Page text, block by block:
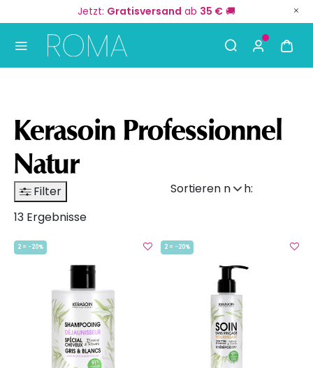
Jetzt: Gratisversand ab 35 € 🚚
Kerasoin Professionnel
Natur
Sortieren nach:
Filter
13 Ergebnisse
2 = -20% 2 = -20%